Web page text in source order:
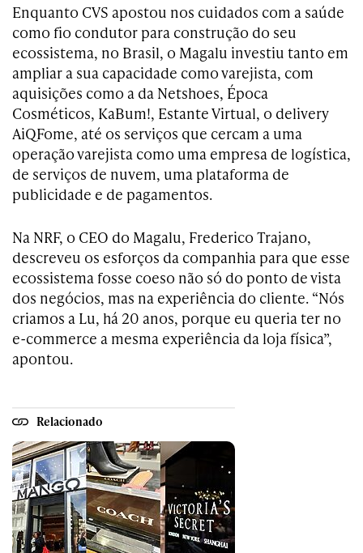
Enquanto CVS apostou nos cuidados com a saúde
como fio condutor para construção do seu
ecossistema, no Brasil, o Magalu investiu tanto em
ampliar a sua capacidade como varejista, com
aquisições como a da Netshoes, Época
Cosméticos, KaBum!, Estante Virtual, o delivery
AiQFome, até os serviços que cercam a uma
operação varejista como uma empresa de logística,
de serviços de nuvem, uma plataforma de
publicidade e de pagamentos.
Na NRF, o CEO do Magalu, Frederico Trajano,
descreveu os esforços da companhia para que esse
ecossistema fosse coeso não só do ponto de vista
dos negócios, mas na experiência do cliente. “Nós
criamos a Lu, há 20 anos, porque eu queria ter no
e-commerce a mesma experiência da loja física”,
apontou.
Relacionado